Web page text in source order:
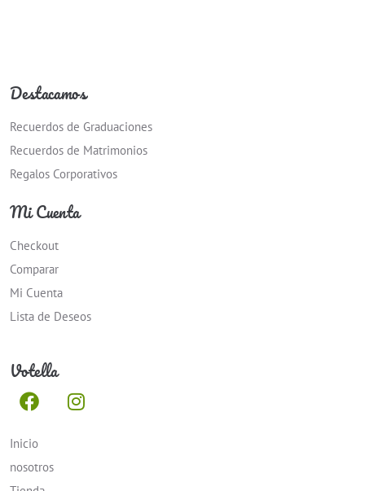
Destacamos
Recuerdos de Graduaciones
Recuerdos de Matrimonios
Regalos Corporativos
Mi Cuenta
Checkout
Comparar
Mi Cuenta
Lista de Deseos
Votella
Inicio
nosotros